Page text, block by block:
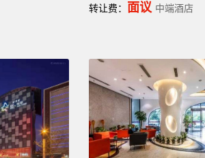
转让费： 面议 中端酒店